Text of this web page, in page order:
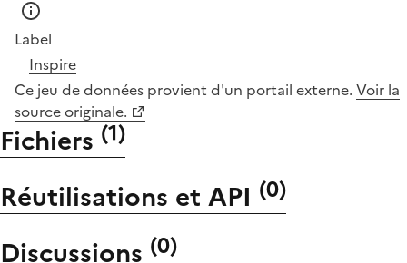
Label
Inspire
Ce jeu de données provient d'un portail externe. Voir la
source originale.
Fichiers (1)
Réutilisations et API (0)
Discussions (0)